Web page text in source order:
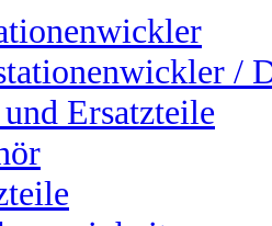
/
Ersatzteile